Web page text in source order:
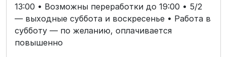
13:00 • Возможны переработки до 19:00 • 5/2
— выходные суббота и воскресенье • Работа в
субботу — по желанию, оплачивается
повышенно